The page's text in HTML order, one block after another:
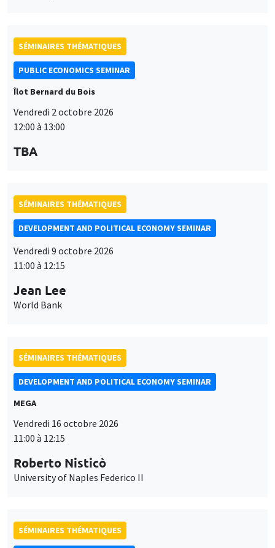
SÉMINAIRES THÉMATIQUES
PUBLIC ECONOMICS SEMINAR
Îlot Bernard du Bois
Vendredi 2 octobre 2026
12:00 à 13:00
TBA
SÉMINAIRES THÉMATIQUES
DEVELOPMENT AND POLITICAL ECONOMY SEMINAR
Vendredi 9 octobre 2026
11:00 à 12:15
Jean Lee
World Bank
SÉMINAIRES THÉMATIQUES
DEVELOPMENT AND POLITICAL ECONOMY SEMINAR
MEGA
Vendredi 16 octobre 2026
11:00 à 12:15
Roberto Nisticò
University of Naples Federico II
SÉMINAIRES THÉMATIQUES